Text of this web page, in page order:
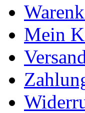
Mein
Versand